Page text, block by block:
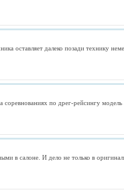
оставляет далеко позади технику
соревнованиях по дрег-рейсингу
салоне. И дело не только в